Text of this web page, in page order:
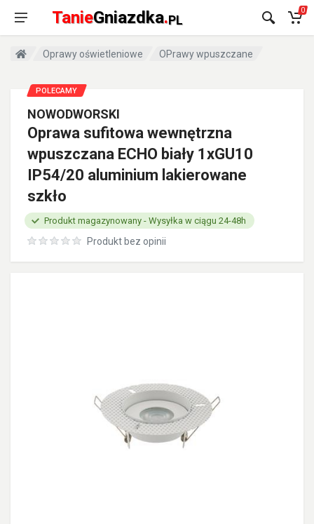
TanieGniazdka.PL
0
Oprawy oświetleniowe OPrawy wpuszczane
NOWODWORSKI
Oprawa sufitowa wewnętrzna
wpuszczana ECHO biały 1xGU10
IP54/20 aluminium lakierowane
szkło
Produkt bez opinii
Produkt magazynowany - Wysyłka w ciągu 24-48h
POLECAMY